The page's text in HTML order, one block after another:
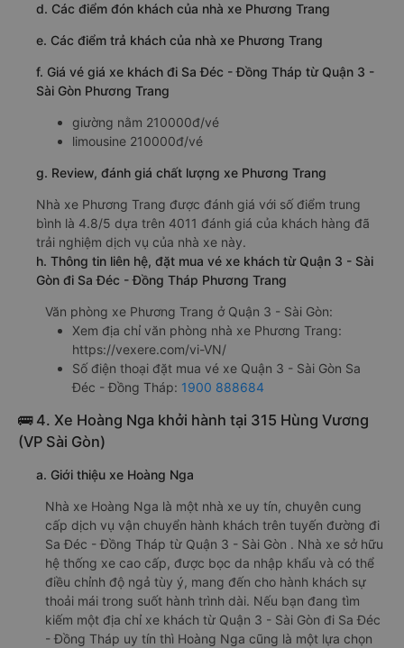
d. Các điểm đón khách của nhà xe Phương Trang
e. Các điểm trả khách của nhà xe Phương Trang
f. Giá vé giá xe khách đi Sa Đéc - Đồng Tháp từ Quận 3 -
Sài Gòn Phương Trang
giường nằm 210000đ/vé
limousine 210000đ/vé
g. Review, đánh giá chất lượng xe Phương Trang
Nhà xe Phương Trang được đánh giá với số điểm trung
bình là 4.8/5 dựa trên 4011 đánh giá của khách hàng đã
trải nghiệm dịch vụ của nhà xe này.
h. Thông tin liên hệ, đặt mua vé xe khách từ Quận 3 - Sài
Gòn đi Sa Đéc - Đồng Tháp Phương Trang
Văn phòng xe Phương Trang ở Quận 3 - Sài Gòn:
Xem địa chỉ văn phòng nhà xe Phương Trang:
https://vexere.com/vi-VN/
Số điện thoại đặt mua vé xe Quận 3 - Sài Gòn Sa
Đéc - Đồng Tháp: 1900 888684
🚌 4. Xe Hoàng Nga khởi hành tại 315 Hùng Vương
(VP Sài Gòn)
a. Giới thiệu xe Hoàng Nga
Nhà xe Hoàng Nga là một nhà xe uy tín, chuyên cung
cấp dịch vụ vận chuyển hành khách trên tuyến đường đi
Sa Đéc - Đồng Tháp từ Quận 3 - Sài Gòn . Nhà xe sở hữu
hệ thống xe cao cấp, được bọc da nhập khẩu và có thể
điều chỉnh độ ngả tùy ý, mang đến cho hành khách sự
thoải mái trong suốt hành trình dài. Nếu bạn đang tìm
kiếm một địa chỉ xe khách từ Quận 3 - Sài Gòn đi Sa Đéc
- Đồng Tháp uy tín thì Hoàng Nga cũng là một lựa chọn